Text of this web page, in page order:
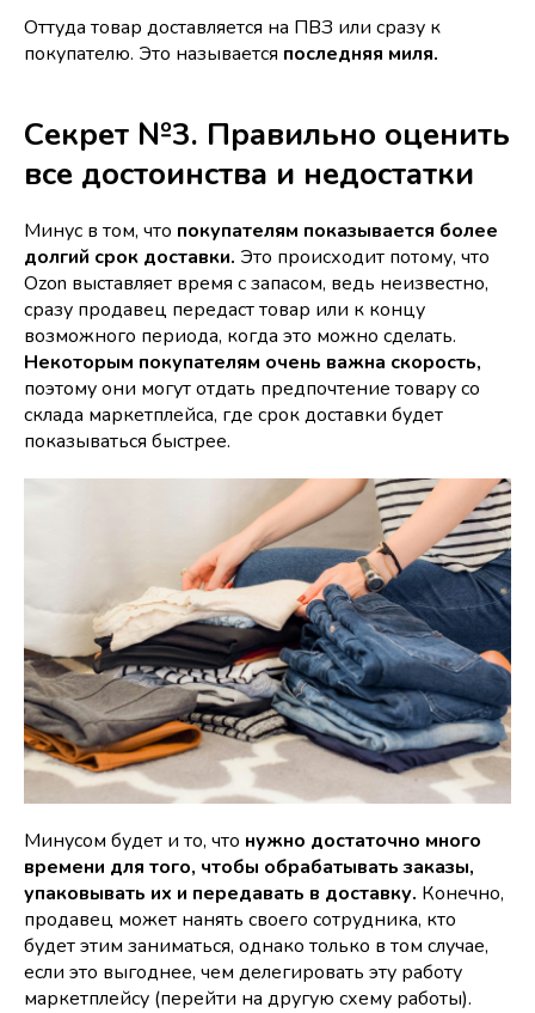
Оттуда товар доставляется на ПВЗ или сразу к
покупателю. Это называется последняя миля.
Секрет №3. Правильно оценить
все достоинства и недостатки
Минус в том, что покупателям показывается более
долгий срок доставки. Это происходит потому, что
Ozon выставляет время с запасом, ведь неизвестно,
сразу продавец передаст товар или к концу
возможного периода, когда это можно сделать.
Некоторым покупателям очень важна скорость,
поэтому они могут отдать предпочтение товару со
склада маркетплейса, где срок доставки будет
показываться быстрее.
Минусом будет и то, что нужно достаточно много
времени для того, чтобы обрабатывать заказы,
упаковывать их и передавать в доставку. Конечно,
продавец может нанять своего сотрудника, кто
будет этим заниматься, однако только в том случае,
если это выгоднее, чем делегировать эту работу
маркетплейсу (перейти на другую схему работы).